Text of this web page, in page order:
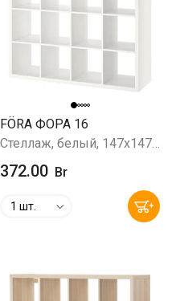
FÖRA ФОРА 16
Стеллаж, белый, 147x147х38 см
372.00 Br
1 шт.